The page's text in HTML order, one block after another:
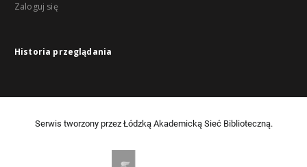
Zaloguj się
Historia przeglądania
Serwis tworzony przez Łódzką Akademicką Sieć Biblioteczną.